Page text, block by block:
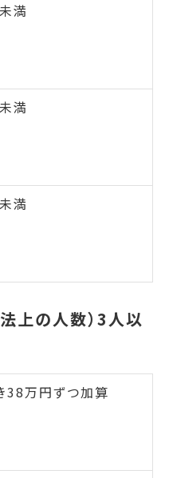
満
満
満
上の人数）3人以
38万円ずつ加算